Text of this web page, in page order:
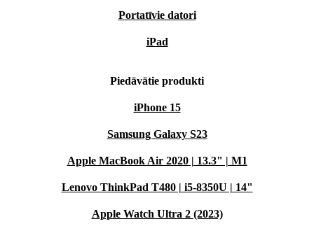
Portatīvie datori
iPad
Piedāvātie produkti
iPhone 15
Samsung Galaxy S23
Apple MacBook Air 2020 | 13.3" | M1
Lenovo ThinkPad T480 | i5-8350U | 14"
Apple Watch Ultra 2 (2023)